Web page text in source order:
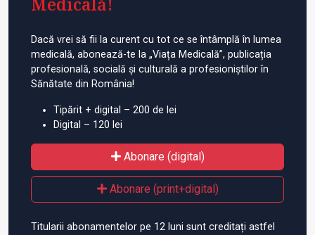
Medicală!
Dacă vrei să fii la curent cu tot ce se întâmplă în lumea
medicală, abonează-te la „Viața Medicală”, publicația
profesională, socială și culturală a profesioniștilor în
Sănătate din România!
Tipărit + digital – 200 de lei
Digital – 120 lei
Abonare (digital)
Abonare (print+digital)
Titularii abonamentelor pe 12 luni sunt creditați astfel